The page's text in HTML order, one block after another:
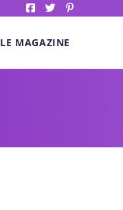
LE MAGAZINE